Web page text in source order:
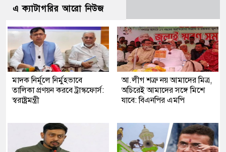
এ ক্যাটাগরির আরো নিউজ
মাদক নির্মূলে নির্মুহভাবে
তালিকা প্রণয়ন করবে ট্রাস্কফোর্স:
স্বরাষ্ট্রমন্ত্রী
আ.লীগ শত্রু নয় আমাদের মিত্র,
অচিরেই আমাদের সঙ্গে মিশে
যাবে: বিএনপির এমপি